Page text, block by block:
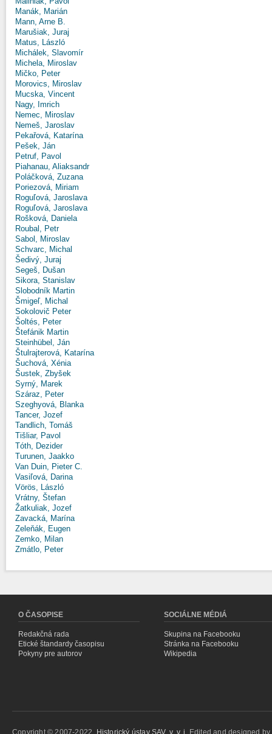
Manák, Marián
Mann, Arne B.
Marušiak, Juraj
Matus, László
Michálek, Slavomír
Michela, Miroslav
Mičko, Peter
Morovics, Miroslav
Mucska, Vincent
Nagy, Imrich
Nemec, Miroslav
Nemeš, Jaroslav
Pekařová, Katarína
Pešek, Ján
Petruf, Pavol
Piahanau, Aliaksandr
Poláčková, Zuzana
Poriezová, Miriam
Roguľová, Jaroslava
Roguľová, Jaroslava
Rošková, Daniela
Roubal, Petr
Sabol, Miroslav
Schvarc, Michal
Šedivý, Juraj
Segeš, Dušan
Sikora, Stanislav
Slobodník Martin
Šmigeľ, Michal
Sokolovič Peter
Šoltés, Peter
Štefánik Martin
Steinhübel, Ján
Štulrajterová, Katarína
Šuchová, Xénia
Šustek, Zbyšek
Syrný, Marek
Száraz, Peter
Szeghyová, Blanka
Tancer, Jozef
Tandlich, Tomáš
Tišliar, Pavol
Tóth, Dezider
Turunen, Jaakko
Van Duin, Pieter C.
Vasiľová, Darina
Vörös, László
Vrátny, Štefan
Žatkuliak, Jozef
Zavacká, Marína
Zeleňák, Eugen
Zemko, Milan
Zmátlo, Peter
O ČASOPISE
Redakčná rada
Etické štandardy časopisu
Pokyny pre autorov
SOCIÁLNE MÉDIÁ
Skupina na Facebooku
Stránka na Facebooku
Wikipedia